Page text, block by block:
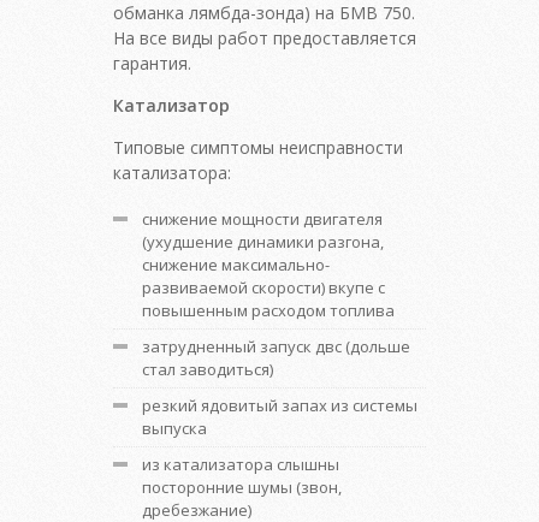
обманка лямбда-зонда) на БМВ 750.
На все виды работ предоставляется
гарантия.
Катализатор
Типовые симптомы неисправности
катализатора:
снижение мощности двигателя
(ухудшение динамики разгона,
снижение максимально-
развиваемой скорости) вкупе с
повышенным расходом топлива
затрудненный запуск двс (дольше
стал заводиться)
резкий ядовитый запах из системы
выпуска
из катализатора слышны
посторонние шумы (звон,
дребезжание)